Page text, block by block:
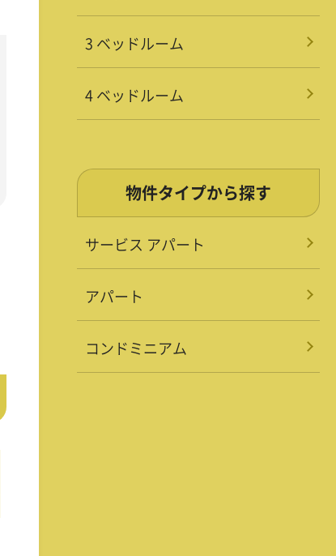
3 ベッドルーム
4 ベッドルーム
物件タイプから探す
サービス アパート
アパート
コンドミニアム